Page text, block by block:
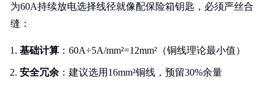
为60A持续放电选择线径就像配保险箱钥匙，必须严丝合
缝：
基础计算 ：60A÷5A/mm²=12mm²（铜线理论最小值）
安全冗余 ：建议选用16mm²铜线，预留30%余量